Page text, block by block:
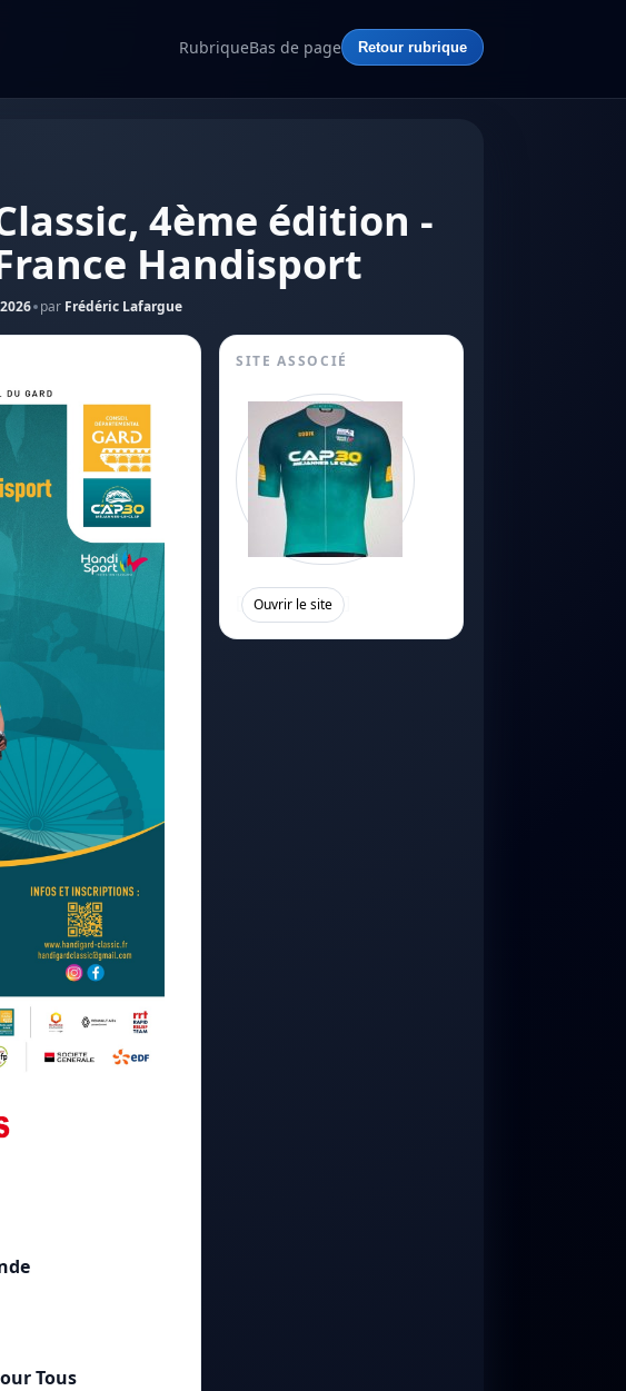
RubriqueBas de page Retour rubrique
4ème édition -
Handisport
par Frédéric Lafargue
Tous
SITE ASSOCIÉ
Ouvrir le site